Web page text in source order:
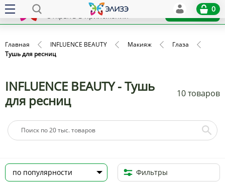
x
Открыть в приложении
Установить
0
Главная INFLUENCE BEAUTY Макияж
Глаза
Тушь для ресниц
INFLUENCE BEAUTY - Тушь
для ресниц
10 товаров
Фильтры